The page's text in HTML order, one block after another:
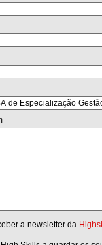
a newsletter da